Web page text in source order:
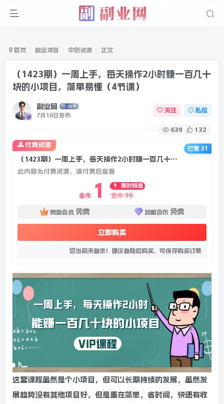
首页 副业项目 中创资源 正文
（1423期）一周上手，每天操作2小时赚一百几十
块的小项目，简单易懂（4节课）
副业网
7月16日发布
关注 私信
639 132
（1423期）一周上手，每天操作2小时赚一百几十块的小项目，简单易懂（4节课）
此内容为付费资源，请付费后查看
金币 1
限时特惠
金币 19
赞助会员 免费 加盟合伙 免费
立即购买
您当前未登录！建议登陆后购买，可保存购买订单
付费资源
已售 31
这套课程虽然是个小项目，但可以长期持续的发展，虽然发
展趋势没有其他项目好，但是重在简单，省时间，快速有收